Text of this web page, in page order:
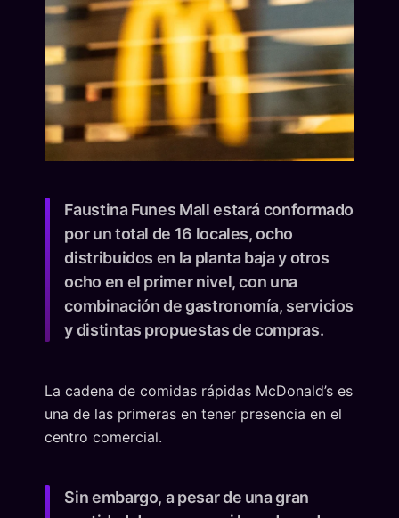
Faustina Funes Mall estará conformado
por un total de 16 locales, ocho
distribuidos en la planta baja y otros
ocho en el primer nivel, con una
combinación de gastronomía, servicios
y distintas propuestas de compras.
La cadena de comidas rápidas McDonald’s es
una de las primeras en tener presencia en el
centro comercial.
Sin embargo, a pesar de una gran